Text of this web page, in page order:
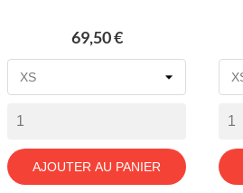
Prix
69,50 €
AJOUTER AU PANIER